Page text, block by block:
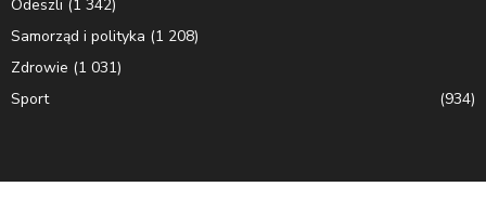
Odeszli (1 342)
Samorząd i polityka (1 208)
Zdrowie (1 031)
Sport
(934)